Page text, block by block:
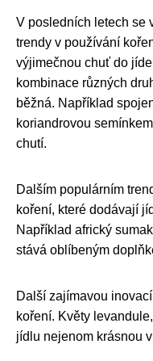
V posledních letech se
trendy v používání
výjimečnou chuť do
kombinace různých
běžná. Například
koriandrovou
chutí.
Dalším populárním
koření, které dodávají
Například africký
stává oblíbeným
Další zajímavou
koření. Květy
jídlu nejenom krásnou